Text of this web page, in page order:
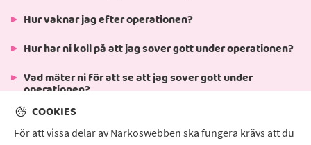
Hur vaknar jag efter operationen?
Hur har ni koll på att jag sover gott under operationen?
Vad mäter ni för att se att jag sover gott under
operationen?
Kommer jag ha ont under operationen?
COOKIES
För att vissa delar av Narkoswebben ska fungera krävs att du